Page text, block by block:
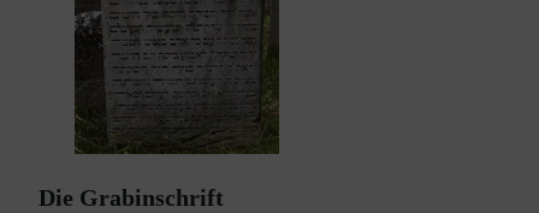
Die Grabinschrift